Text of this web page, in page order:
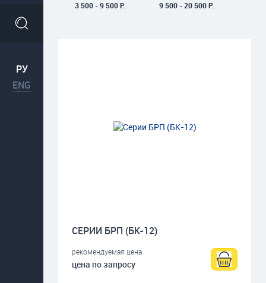
РУ
ENG
3 500 - 9 500 Р.
9 500 - 20 500 Р.
СЕРИИ БРП (БК-12)
рекомендуемая цена
цена по запросу